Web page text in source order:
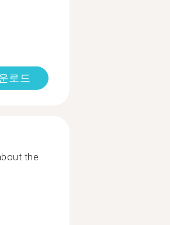
로드
the